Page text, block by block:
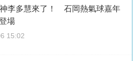
李多慧來了！ 石岡熱氣球嘉年
場
15:02